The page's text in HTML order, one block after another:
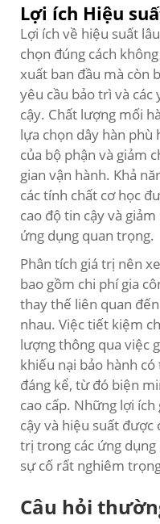
Lợi ích Hiệu
Lợi ích về hiệu suất
chọn đúng cách
xuất ban đầu mà còn
yêu cầu bảo trì và
cậy. Chất lượng mối
lựa chọn dây hàn
của bộ phận và giảm
gian vận hành. Khả
các tính chất cơ học
cao độ tin cậy và
ứng dụng quan trọng.
Phân tích giá trị nên
bao gồm chi phí gia
thay thế liên quan
nhau. Việc tiết kiệm
lượng thông qua việc
khiếu nại bảo hành
đáng kể, từ đó biện
cao cấp. Những lợi
cậy và hiệu suất
trị trong các ứng
sự cố rất nghiêm
Câu hỏi